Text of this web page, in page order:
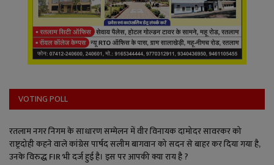
VOTING POLL
रतलाम नगर निगम के साधारण सम्मेलन में वीर विनायक दामोदर सावरकर को
राष्ट्रदोही कहने वाले कांग्रेस पार्षद सलीम बागवान को सदन से बाहर कर दिया गया है,
उनके विरुद्ध FIR भी दर्ज हुई है। इस पर आपकी क्या राय है ?